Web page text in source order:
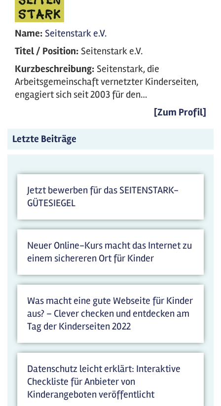
Name: Seitenstark e.V.
Titel / Position: Seitenstark e.V.
Kurzbeschreibung: Seitenstark, die
Arbeitsgemeinschaft vernetzter Kinderseiten,
engagiert sich seit 2003 für den…
[Zum Profil]
Letzte Beiträge
Jetzt bewerben für das SEITENSTARK-
GÜTESIEGEL
Neuer Online-Kurs macht das Internet zu
einem sichereren Ort für Kinder
Was macht eine gute Webseite für Kinder
aus? – Clever checken und entdecken am
Tag der Kinderseiten 2022
Datenschutz leicht erklärt: Interaktive
Checkliste für Anbieter von
Kinderangeboten veröffentlicht